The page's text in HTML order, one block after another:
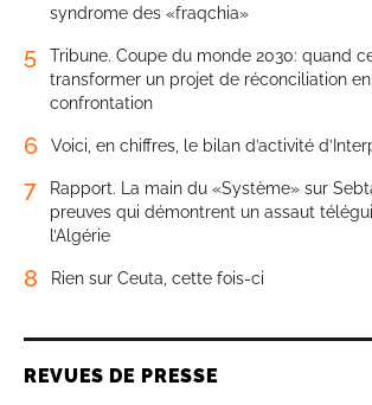
syndrome des «fraqchia»
5
Tribune. Coupe du monde 2030: quand
transformer un projet de réconciliation
confrontation
6 Voici, en chiffres, le bilan d’activité
7
Rapport. La main du «Système» sur
preuves qui démontrent un assaut
l’Algérie
8 Rien sur Ceuta, cette fois-ci
REVUES DE PRESSE